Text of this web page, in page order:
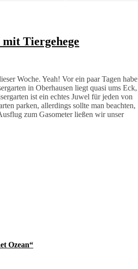
Tiergehege
Woche. Yeah! Vor ein paar Tagen habe
in Oberhausen liegt quasi ums Eck,
ist ein echtes Juwel für jeden von
parken, allerdings sollte man beachten,
zum Gasometer ließen wir unser
Ozean“